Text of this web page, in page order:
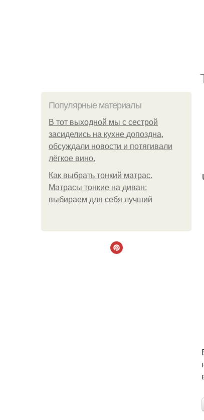
Популярные материалы
В тот выходной мы с сестрой
засиделись на кухне допоздна,
обсуждали новости и потягивали
лёгкое вино.
Как выбрать тонкий матрас.
Матрасы тонкие на диван:
выбираем для себя лучший